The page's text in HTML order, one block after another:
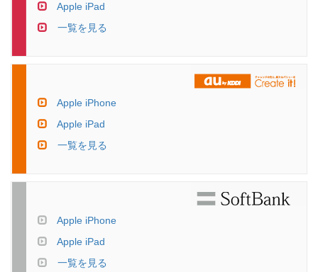
Apple iPad
一覧を見る
Apple iPhone
Apple iPad
一覧を見る
Apple iPhone
Apple iPad
一覧を見る